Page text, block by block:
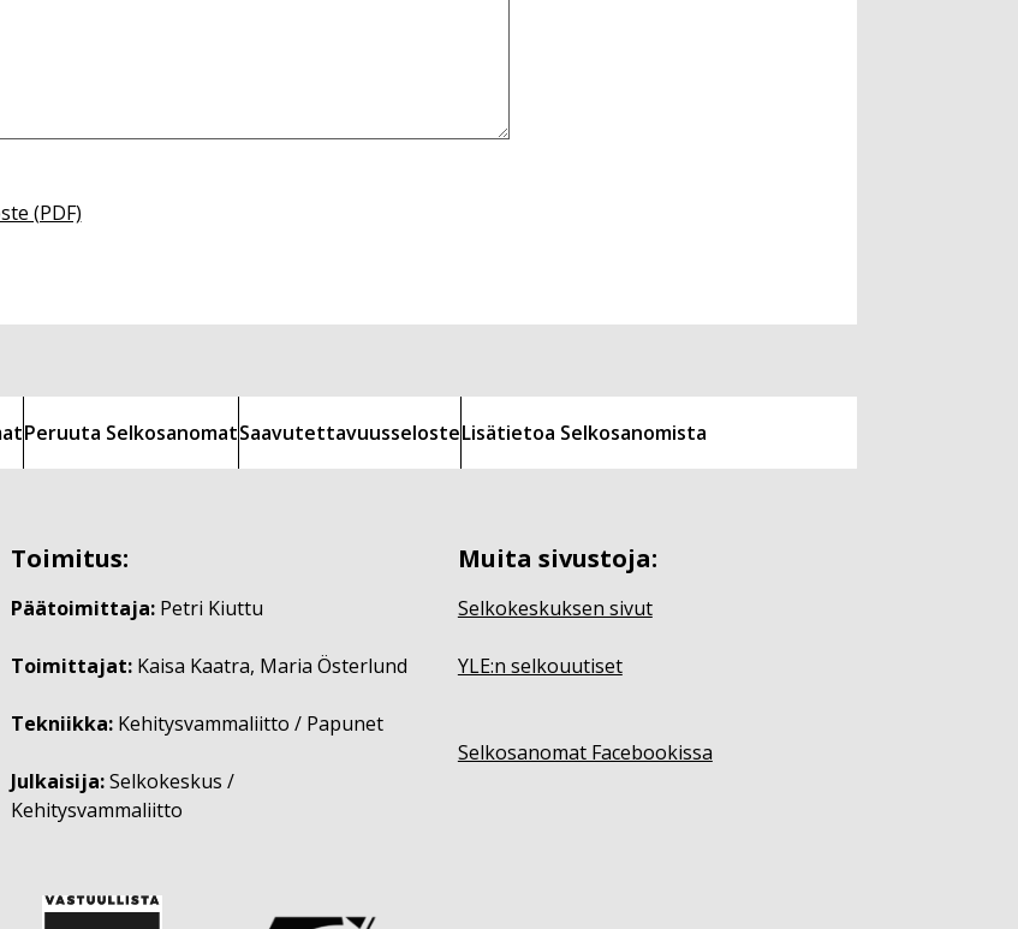
(PDF)
Peruuta SelkosanomatSaavutettavuusselosteLisätietoa Selkosanomista
Toimitus:
Päätoimittaja: Petri Kiuttu
Toimittajat: Kaisa Kaatra, Maria Österlund
Tekniikka: Kehitysvammaliitto / Papunet
Julkaisija:Selkokeskus /
Kehitysvammaliitto
Muita sivustoja:
Selkokeskuksen sivut
YLE:n selkouutiset
Selkosanomat Facebookissa